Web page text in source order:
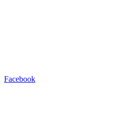
Facebook